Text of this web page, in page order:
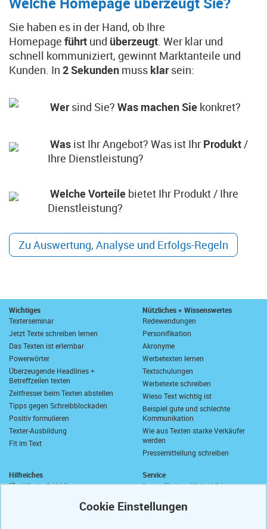
Sie haben es in der Hand, ob Ihre
Homepage führt und überzeugt. Wer klar und
schnell kommuniziert, gewinnt Marktanteile und
Kunden. In 2 Sekunden muss klarsein:
Wersind Sie? Was machen Sie konkret?
Was ist Ihr Angebot? Was ist Ihr Produkt/
Ihre Dienstleistung?
Welche Vorteile bietet Ihr Produkt / Ihre
Dienstleistung?
Zu Auswertung, Analyse und Erfolgs-Regeln
Wichtiges
Texterseminar
Jetzt Texte schreiben lernen
Das Texten ist erlernbar
Powerwörter
Überzeugende Headlines +
Betreffzeilen texten
Zeitfresser beim Texten abstellen
Tipps gegen Schreibblockaden
Positiv formulieren
Texter-Ausbildung
Fit im Text
Nützliches + Wissenswertes
Redewendungen
Personifikation
Akronyme
Werbetexten lernen
Textschulungen
Werbetexte schreiben
Wieso Text wichtig ist
Beispiel gute und schlechte
Kommunikation
Wie aus Texten starke Verkäufer
werden
Pressemitteilung schreiben
Hilfreiches
"Zu Händen" Abkürzung
Wie schreibt man "wie viel"?
Service
Ihre geförderte Weiterbildung
Ihre Texterfibel